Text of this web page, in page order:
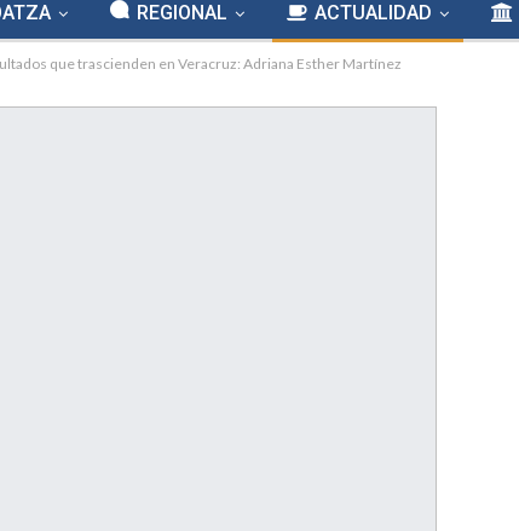
REGIONAL ACTUALIDAD
que trascienden en Veracruz: Adriana Esther Martínez